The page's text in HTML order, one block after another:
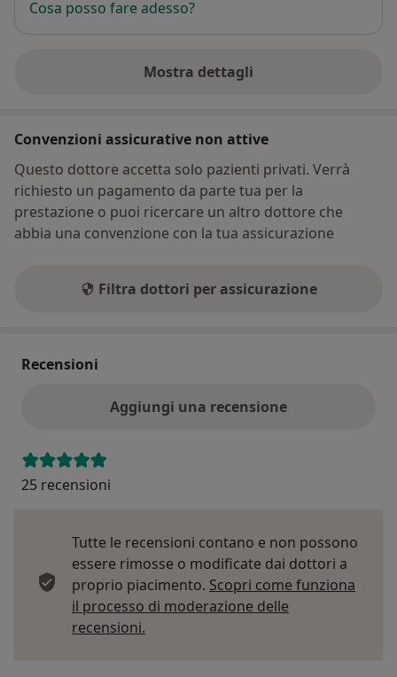
Cosa posso fare adesso?
Mostra dettagli
sull'indirizzo
Convenzioni assicurative non attive
Questo dottore accetta solo pazienti privati. Verrà
richiesto un pagamento da parte tua per la
prestazione o puoi ricercare un altro dottore che
abbia una convenzione con la tua assicurazione
Filtra dottori per assicurazione
Recensioni
Aggiungi una recensione
25 recensioni
Tutte le recensioni contano e non possono
essere rimosse o modificate dai dottori a
proprio piacimento. Scopri come funziona
il processo di moderazione delle
recensioni.